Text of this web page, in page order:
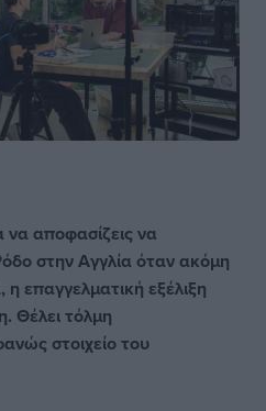
να αποφασίζεις να
στην Αγγλία όταν ακόμη
η επαγγελματική εξέλιξη
Θέλει τόλμη
στοιχείο του